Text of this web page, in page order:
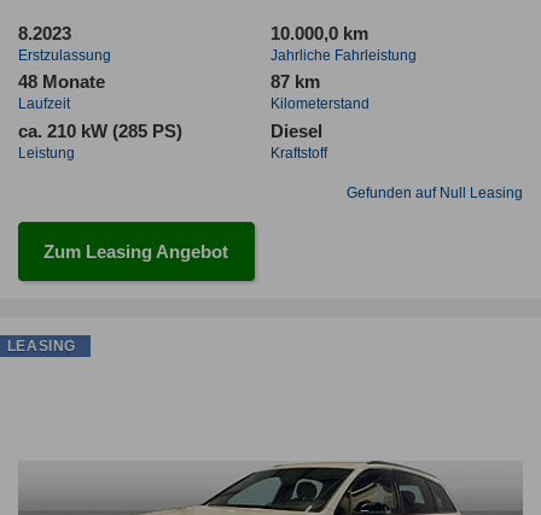
8.2023
Erstzulassung
10.000,0 km
Jahrliche Fahrleistung
48 Monate
Laufzeit
87 km
Kilometerstand
ca. 210 kW (285 PS)
Leistung
Diesel
Kraftstoff
Gefunden auf Null Leasing
Zum Leasing Angebot
LEASING